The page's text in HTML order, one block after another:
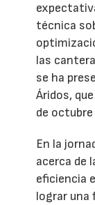
técnica
las
se ha
Áridos,
de
En la
acerca de
eficiencia
lograr una